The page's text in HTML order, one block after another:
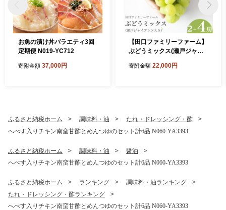
お魚の漬け丼バラエティ3回
定期便 N019-YC712
寄附金額 37,000円
【田口ファミリーファーム】
ぶどうミックス(瀬戸ジャイ
～2kg)(2026年7月発送開始)
寄附金額 22,000円
ふるさと納税ホーム 調味料・油
たれ・ドレッシング・酢
へべす入りチキン南蛮甘酢とめんつゆのセット計6品 N060-YA3393
ふるさと納税ホーム 調味料・油
醤油
へべす入りチキン南蛮甘酢とめんつゆのセット計6品 N060-YA3393
ふるさと納税ホーム ランキング
調味料・油ランキング
たれ・ドレッシング・酢ランキング
へべす入りチキン南蛮甘酢とめんつゆのセット計6品 N060-YA3393